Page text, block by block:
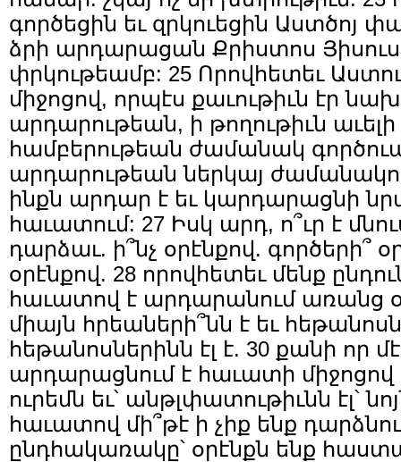
գործեցին եւ զրկուեցին Աստծոյ
ձրի արդարացան Քրիստոս
փրկութեամբ: 25 Որովհետեւ
միջոցով, որպէս քաւութիւն էր
արդարութեան, ի թողութիւն
համբերութեան ժամանակ
արդարութեան ներկայ
ինքն արդար է եւ կարդարացնի
հաւատում: 27 Իսկ արդ, ո՞ւր է
դարձաւ. ի՞նչ օրէնքով. գործերի՞
օրէնքով. 28 որովհետեւ մենք
հաւատով է արդարանում առանց
միայն հրեաների՞նն է եւ
հեթանոսներինն էլ է. 30 քանի որ
արդարացնում է հաւատի
ուրեմն եւ՝ անթլփատութիւնն էլ՝
հաւատով մի՞թէ ի չիք ենք
ընդհակառակը՝ օրէնքն ենք